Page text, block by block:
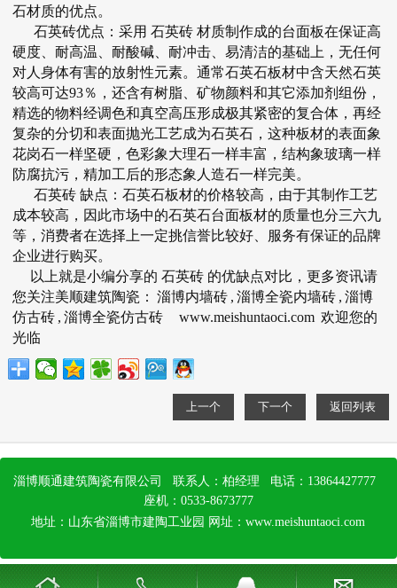
石材质的优点。
石英砖优点：采用 石英砖材质制作成的台面板在保证高
硬度、耐高温、耐酸碱、耐冲击、易清洁的基础上，无任何
对人身体有害的放射性元素。通常石英石板材中含天然石英
较高可达93％，还含有树脂、矿物颜料和其它添加剂组份，
精选的物料经调色和真空高压形成极其紧密的复合体，再经
复杂的分切和表面抛光工艺成为石英石，这种板材的表面象
花岗石一样坚硬，色彩象大理石一样丰富，结构象玻璃一样
防腐抗污，精加工后的形态象人造石一样完美。
石英砖缺点：石英石板材的价格较高，由于其制作工艺
成本较高，因此市场中的石英石台面板材的质量也分三六九
等，消费者在选择上一定挑信誉比较好、服务有保证的品牌
企业进行购买。
以上就是小编分享的 石英砖的优缺点对比，更多资讯请
您关注美顺建筑陶瓷： 淄博内墙砖 , 淄博全瓷内墙砖 , 淄博
仿古砖 , 淄博全瓷仿古砖 www.meishuntaoci.com 欢迎您的
光临
上一个 下一个 返回列表
淄博顺通建筑陶瓷有限公司 联系人：柏经理 电话：13864427777
座机：0533-8673777
地址：山东省淄博市建陶工业园 网址：www.meishuntaoci.com